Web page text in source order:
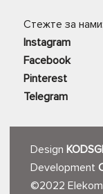
Стежте за нами:
Instagram
Facebook
Pinterest
Telegram
Design
Development
©2022